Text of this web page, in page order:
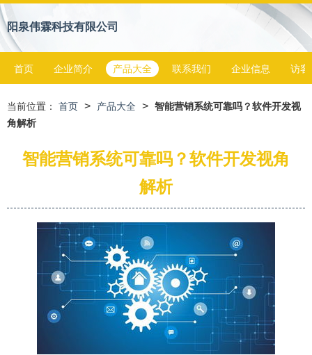
阳泉伟霖科技有限公司
首页 企业简介 产品大全 联系我们 企业信息 访客
当前位置： 首页 > 产品大全 > 智能营销系统可靠吗？软件开发视
角解析
智能营销系统可靠吗？软件开发视角
解析